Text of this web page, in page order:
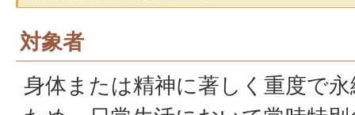
対象者
身体または精神に著しく重度で